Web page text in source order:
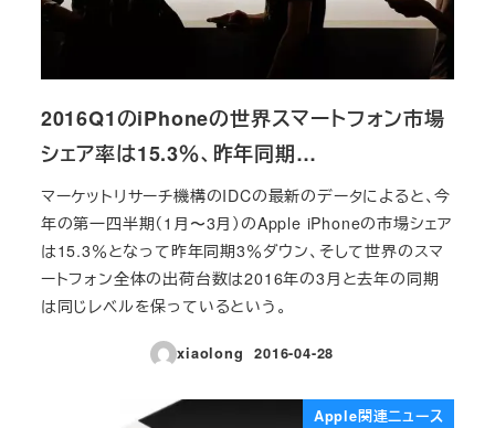
2016Q1のiPhoneの世界スマートフォン市場
シェア率は15.3％、昨年同期…
マーケットリサーチ機構のIDCの最新のデータによると、今
年の第一四半期（1月〜3月）のApple iPhoneの市場シェア
は15.3％となって昨年同期3％ダウン、そして世界のスマ
ートフォン全体の出荷台数は2016年の3月と去年の同期
は同じレベルを保っているという。
xiaolong
投稿日
2016-04-28
Apple関連ニュース